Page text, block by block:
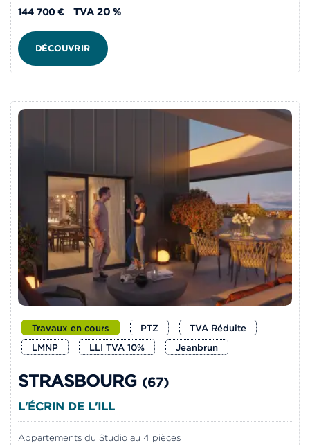
144 700 € TVA 20 %
DÉCOUVRIR
Travaux en cours PTZ
TVA Réduite
LMNP
LLI TVA 10% Jeanbrun
STRASBOURG (67)
L'ÉCRIN DE L'ILL
Appartements du Studio au 4 pièces